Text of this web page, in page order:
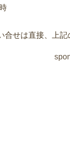
せは直接、上記